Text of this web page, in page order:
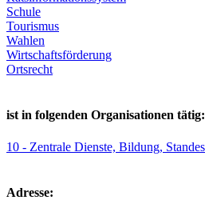
Schule
Tourismus
Wahlen
Wirtschaftsförderung
Ortsrecht
ist in folgenden Organisationen tätig:
10 - Zentrale Dienste, Bildung,
Adresse: